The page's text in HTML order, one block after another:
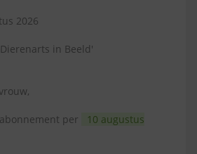
2026
in Beeld'
per
10 augustus